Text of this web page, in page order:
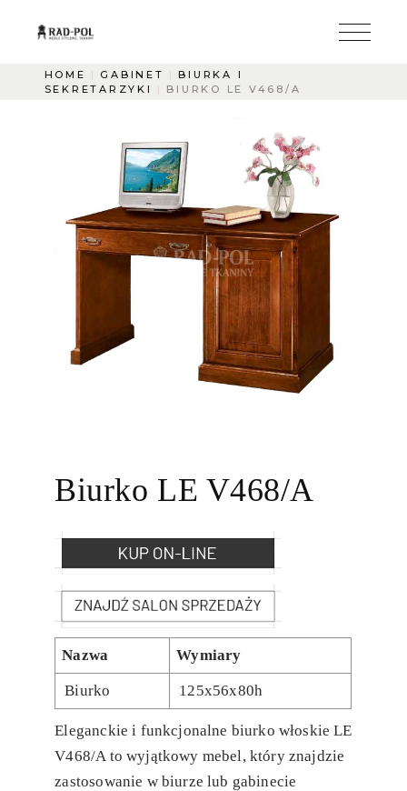
HOME GABINET
BIURKA I
SEKRETARZYKI
BIURKO LE V468/A
Biurko LE V468/A
Nazwa Wymiary
Biurko 125x56x80h
Eleganckie i funkcjonalne biurko włoskie LE
V468/A to wyjątkowy mebel, który znajdzie
zastosowanie w biurze lub gabinecie